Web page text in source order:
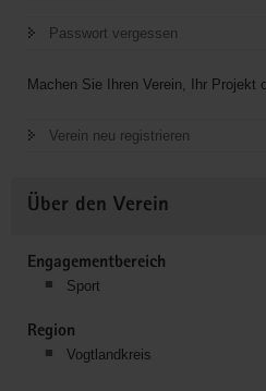
Passwort vergessen
Machen Sie Ihren Verein, Ihr Projekt
Verein neu registrieren
Über den Verein
Engagementbereich
Sport
Region
Vogtlandkreis